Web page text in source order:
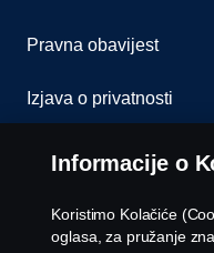
Uloga u tvrtci
Odaberite vašu
Pravna obavijest
Izjava o privatnosti
Kolačići
Kontaktirajte nas
Informacije o
Koristimo Kolačiće
oglasa, za pružanje